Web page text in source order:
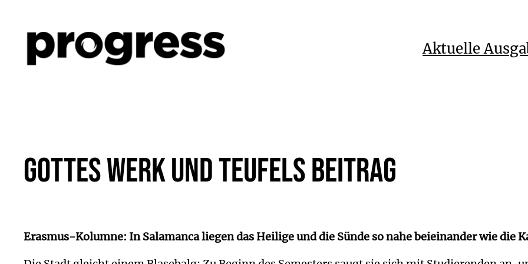
Inhalt
springen
Aktuelle
Gottes Werk und Teufels Beitrag
Erasmus-Kolumne: In Salamanca liegen das Heilige und die Sünde so nahe beieinander wie die